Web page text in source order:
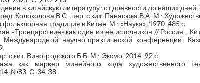
в китайскую литературу: от древности до наших
Колоколова В.С., пер. с кит. Панасюка В.А. М.:
традиция в Китае. М.: «Наука», 1970. 485 с.
«Троецарствие» как один из её источников // Россия -
научно-практической конференции.
с кит. Виногродского Б.Б. М.: Эксмо, 2014. 92 с.
как маркер минейного кода художественного
№83. С. 34-38.